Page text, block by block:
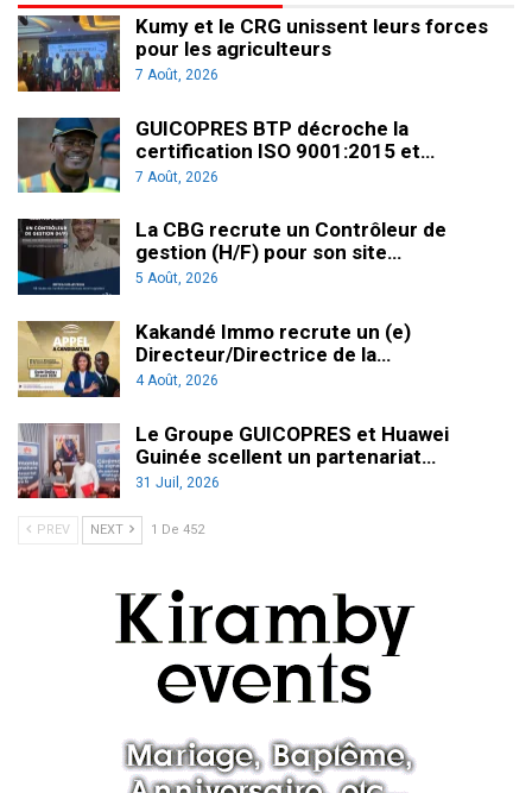
Kumy et le CRG unissent leurs forces
pour les agriculteurs
7 Août, 2026
GUICOPRES BTP décroche la
certification ISO 9001:2015 et…
7 Août, 2026
La CBG recrute un Contrôleur de
gestion (H/F) pour son site…
5 Août, 2026
Kakandé Immo recrute un (e)
Directeur/Directrice de la…
4 Août, 2026
Le Groupe GUICOPRES et Huawei
Guinée scellent un partenariat…
31 Juil, 2026
PREV NEXT 1 De 452